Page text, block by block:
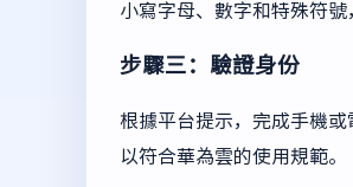
小寫字母、數字和特殊符號
步驟三：驗證身份
根據平台提示，完成手機
以符合華為雲的使用規範。